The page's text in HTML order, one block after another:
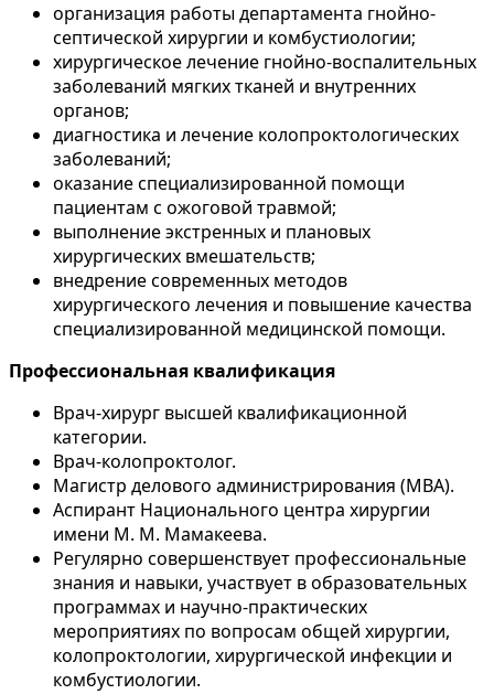
организация работы департамента гнойно-
септической хирургии и комбустиологии;
хирургическое лечение гнойно-воспалительных
заболеваний мягких тканей и внутренних
органов;
диагностика и лечение колопроктологических
заболеваний;
оказание специализированной помощи
пациентам с ожоговой травмой;
выполнение экстренных и плановых
хирургических вмешательств;
внедрение современных методов
хирургического лечения и повышение качества
специализированной медицинской помощи.
Профессиональная квалификация
Врач-хирург высшей квалификационной
категории.
Врач-колопроктолог.
Магистр делового администрирования (MBA).
Аспирант Национального центра хирургии
имени М. М. Мамакеева.
Регулярно совершенствует профессиональные
знания и навыки, участвует в образовательных
программах и научно-практических
мероприятиях по вопросам общей хирургии,
колопроктологии, хирургической инфекции и
комбустиологии.